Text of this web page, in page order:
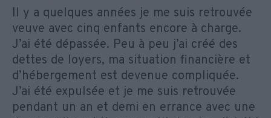
Il y a quelques années je me suis retrouvée
veuve avec cinq enfants encore à charge.
J’ai été dépassée. Peu à peu j’ai créé des
dettes de loyers, ma situation financière et
d’hébergement est devenue compliquée.
J’ai été expulsée et je me suis retrouvée
pendant un an et demi en errance avec une